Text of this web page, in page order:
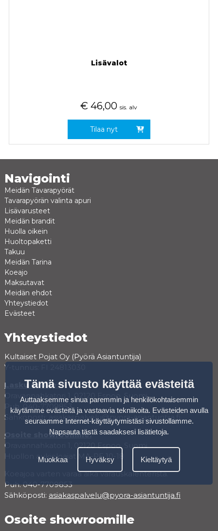
Lisävalot
€ 46,00 sis. alv
Tilaa nyt
Navigointi
Meidän Tavarapyörät
Tavarapyörän valinta apuri
Lisävarusteet
Meidän brandit
Huolla oikein
Huoltopaketti
Takuu
Meidän Tarina
Koeajo
Maksutavat
Meidän ehdot
Yhteystiedot
Evästeet
Yhteystiedot
Kultaiset Pojat Oy (Pyörä Asiantuntija)
Y-tunnus: FI 24813030
Lasku osoite:
Oravannahkatori 1, 02120 Espoo, Suomi
Puh. 040-7709853
Sähköposti:
asiakaspalvelu@pyora-asiantuntija.fi
Osoite showroomille:
Oravannahkatori 1, 02120 Espoo, Suomi
Huollon aukioloajat MA-PE 10-18
Koeajoa varten varaa aika varauskalenterista.
Puh. 040-7709853
Sähköposti: asiakaspalvelu@pyora-asiantuntija.fi
Osoite showroomille
Tämä sivusto käyttää evästeitä
Auttaaksemme sinua paremmin ja henkilökohtaisemmin
käytämme evästeitä ja vastaavia tekniikoita. Evästeiden avulla
seuraamme Internet-käyttäytymistäsi sivustollamme.
Napsauta tästä saadaksesi lisätietoja.
Muokkaa Hyväksy Kieltäytyä